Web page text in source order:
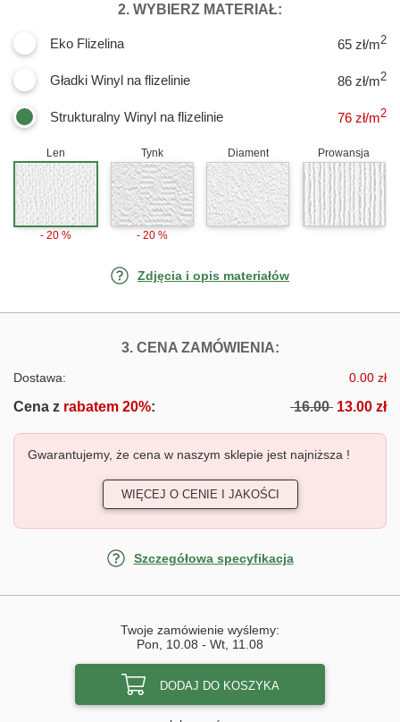
2. WYBIERZ MATERIAŁ:
Eko Flizelina 65 zł/m2
Gładki Winyl na flizelinie 86 zł/m2
Strukturalny Winyl na flizelinie 76 zł/m2
Len
- 20 %
Tynk
- 20 %
Diament Prowansja
Zdjęcia i opis materiałów
3. CENA ZAMÓWIENIA:FOTOTAPETY
Dostawa: 0.00 zł
Cena z rabatem 20%: 16.00 13.00 zł
Gwarantujemy, że cena w naszym sklepie jest najniższa !
WIĘCEJ O CENIE I JAKOŚCI
Szczegółowa specyfikacja
Twoje zamówienie wyślemy:
Pon, 10.08 - Wt, 11.08
DODAJ DO KOSZYKA